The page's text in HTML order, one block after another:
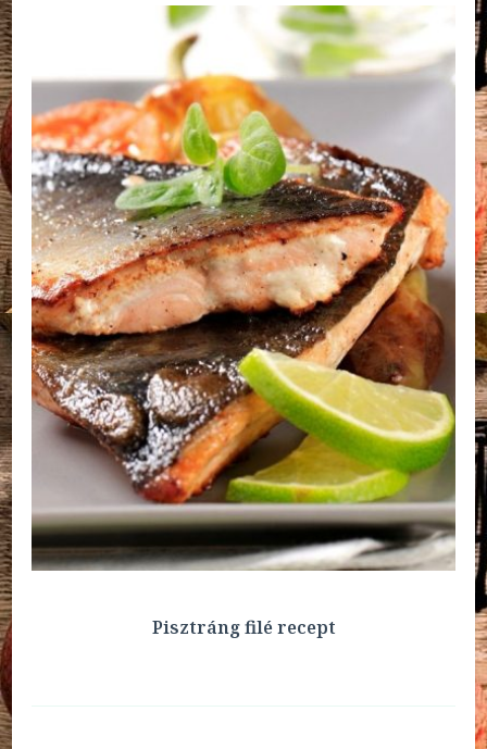
Pisztráng filé recept